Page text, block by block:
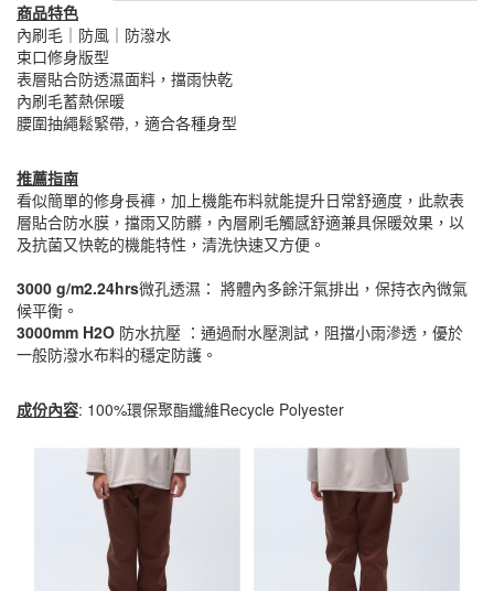
商品特色
內刷毛｜防風｜防潑水
束口修身版型
表層貼合防透濕面料，擋雨快乾
內刷毛蓄熱保暖
腰圍抽繩鬆緊帶,，適合各種身型
推薦指南
看似簡單的修身長褲，加上機能布料就能提升日常舒適度，此款表
層貼合防水膜，擋雨又防髒，內層刷毛觸感舒適兼具保暖效果，以
及抗菌又快乾的機能特性，清洗快速又方便。
3000 g/m2.24hrs微孔透濕： 將體內多餘汗氣排出，保持衣內微氣
候平衡。
3000mm H2O 防水抗壓 ：通過耐水壓測試，阻擋小雨滲透，優於
一般防潑水布料的穩定防護。
成份內容: 100%環保聚酯纖維Recycle Polyester